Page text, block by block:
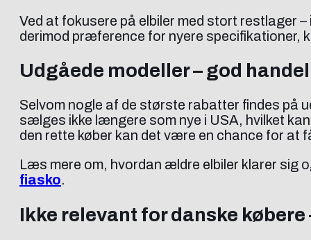
Ved at fokusere på elbiler med stort restlager
derimod præference for nyere specifikationer,
Udgåede modeller – god
Selvom nogle af de største rabatter findes på
sælges ikke længere som nye i USA, hvilket
den rette køber kan det være en chance for at
Læs mere om, hvordan ældre elbiler klarer sig
fiasko.
Ikke relevant for danske købere